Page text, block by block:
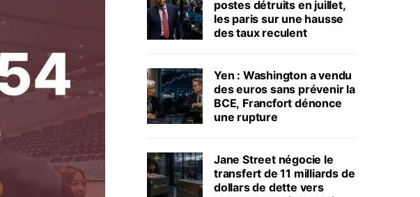
postes détruits en juillet,
les paris sur une hausse
des taux reculent
Yen : Washington a vendu
des euros sans prévenir la
BCE, Francfort dénonce
une rupture
Jane Street négocie le
transfert de 11 milliards de
dollars de dette vers